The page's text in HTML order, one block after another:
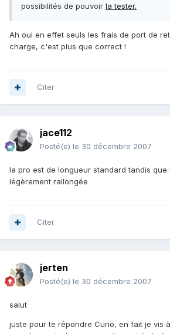
possibilités de pouvoir la tester.
Ah oui en effet seuls les frais de port de
charge, c'est plus que correct !
Citer
jace112
Posté(e) le 30 décembre 2007
la pro est de longueur standard tandis
légèrement rallongée
Citer
jerten
Posté(e) le 30 décembre 2007
salut
juste pour te répondre Curio, en fait je vis